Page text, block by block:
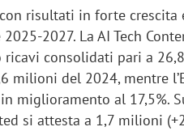
risultati in forte crescita
2027. La AI Tech
ricavi consolidati pari a
milioni del 2024, mentre
miglioramento al 17,5%.
si attesta a 1,7 milioni